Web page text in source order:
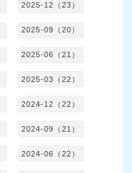
2025-12（23）
2025-09（20）
2025-06（21）
2025-03（22）
2024-12（22）
2024-09（21）
2024-06（22）